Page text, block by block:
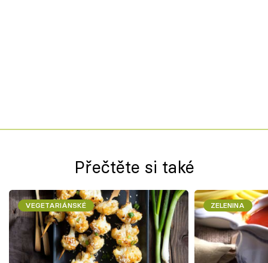
Přečtěte si také
VEGETARIÁNSKÉ ZELENINA